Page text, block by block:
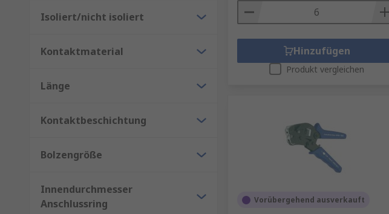
Isoliert/nicht isoliert
Kontaktmaterial
Länge
Kontaktbeschichtung
Bolzengröße
Innendurchmesser
Anschlussring
Hinzufügen
Produkt vergleichen
Vorübergehend ausverkauft